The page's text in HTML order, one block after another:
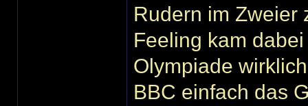
Rudern im Zweier
Feeling kam
Olympiade
BBC einfach das